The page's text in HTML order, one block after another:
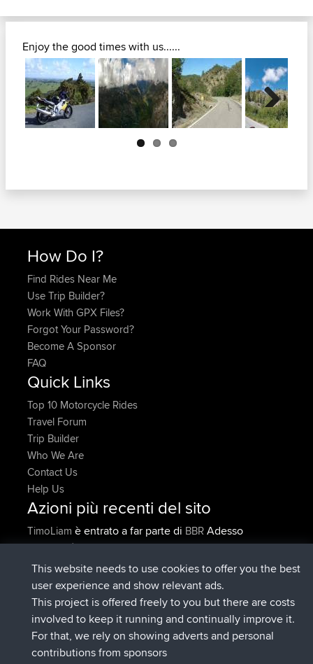
Enjoy the good times with us......
Next
How Do I?
Find Rides Near Me
Use Trip Builder?
Work With GPX Files?
Forgot Your Password?
Become A Sponsor
FAQ
Quick Links
Top 10 Motorcycle Rides
Travel Forum
Trip Builder
Who We Are
Contact Us
Help Us
Azioni più recenti del sito
TimoLiam è entrato a far parte di BBRAdesso
helsinskyè entrato a far parte diBBR6 hrs, 45 min fa
ItzChaosè entrato a far parte diBBR10 hrs, 25 min fa
denerocharlesè entrato a far parte di BBR
min fa
TheMagusè entrato a far parte diBBR19 hrs, 30 min
fa
popovazariè entrato a far parte di
This website needs to use cookies to offer you the best
user experience and show relevant ads.
This project is offered freely to you but there are costs
involved to keep it running and continually improve it.
For that, we rely on showing adverts and personal
contributions from sponsors